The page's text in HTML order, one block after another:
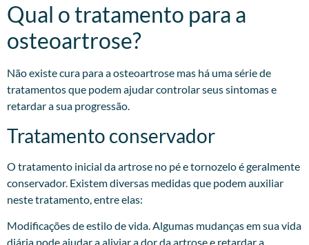
Qual o tratamento para a
osteoartrose?
Não existe cura para a osteoartrose mas há uma série de
tratamentos que podem ajudar controlar seus sintomas e
retardar a sua progressão.
Tratamento conservador
O tratamento inicial da artrose no pé e tornozelo é geralmente
conservador. Existem diversas medidas que podem auxiliar
neste tratamento, entre elas:
Modificações de estilo de vida. Algumas mudanças em sua vida
diária pode ajudar a aliviar a dor da artrose e retardar a